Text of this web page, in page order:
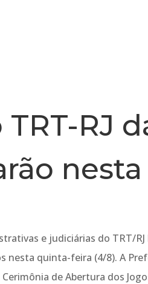
RJ
e judiciárias do TRT/
nesta quinta-feira (4/8). A
de Abertura dos